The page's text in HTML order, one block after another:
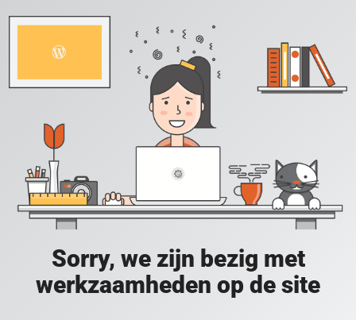
Sorry, we zijn bezig met
werkzaamheden op de site